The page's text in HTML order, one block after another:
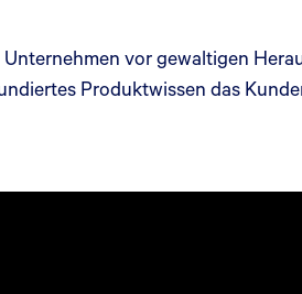
vor gewaltigen
Produktwissen das